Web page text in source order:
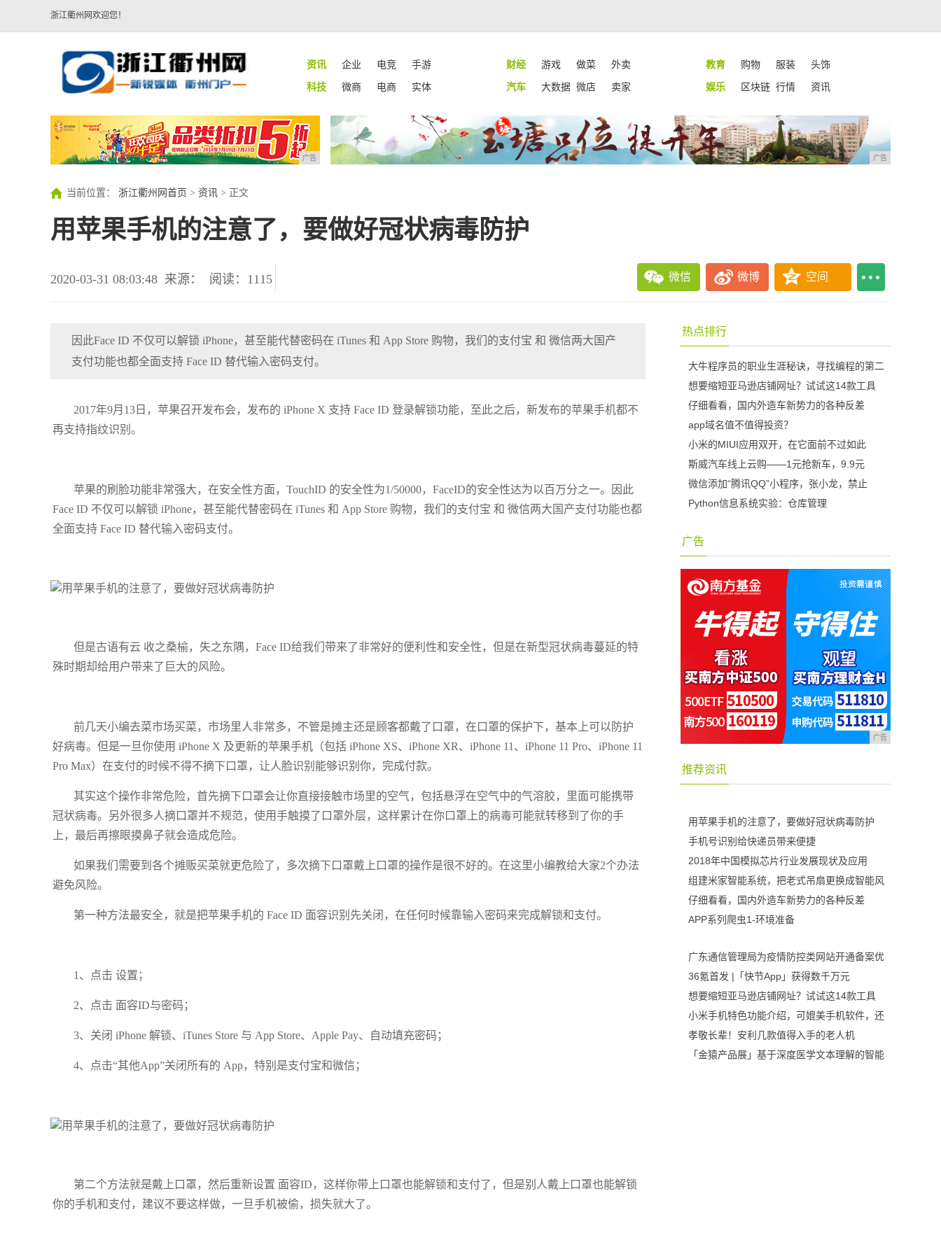
浙江衢州网欢迎您！
资讯 企业 电竞 手游 财经 游戏 做菜 外卖 教育 购物 服装
头饰
科技
微商 电商 实体 汽车 大数据 微店 卖家 娱乐 区块链 行情 资讯
广告 广告
当前位置： 浙江衢州网首页 > 资讯 > 正文
用苹果手机的注意了，要做好冠状病毒防护
2020-03-31 08:03:48 来源： 阅读：1115 微信 微博 空间
因此Face ID 不仅可以解锁 iPhone，甚至能代替密码在 iTunes 和 App Store 购物，我们的支付宝 和 微信两大国产
支付功能也都全面支持 Face ID 替代输入密码支付。
2017年9月13日，苹果召开发布会，发布的 iPhone X 支持 Face ID 登录解锁功能，至此之后，新发布的苹果手机都不
再支持指纹识别。
苹果的刷脸功能非常强大，在安全性方面，TouchID 的安全性为1/50000，FaceID的安全性达为以百万分之一。因此
Face ID 不仅可以解锁 iPhone，甚至能代替密码在 iTunes 和 App Store 购物，我们的支付宝 和 微信两大国产支付功能也都
全面支持 Face ID 替代输入密码支付。
但是古语有云 收之桑榆，失之东隅，Face ID给我们带来了非常好的便利性和安全性，但是在新型冠状病毒蔓延的特
殊时期却给用户带来了巨大的风险。
前几天小编去菜市场买菜，市场里人非常多，不管是摊主还是顾客都戴了口罩，在口罩的保护下，基本上可以防护
好病毒。但是一旦你使用 iPhone X 及更新的苹果手机（包括 iPhone XS、iPhone XR、iPhone 11、iPhone 11 Pro、iPhone 11
Pro Max）在支付的时候不得不摘下口罩，让人脸识别能够识别你，完成付款。
其实这个操作非常危险，首先摘下口罩会让你直接接触市场里的空气，包括悬浮在空气中的气溶胶，里面可能携带
冠状病毒。另外很多人摘口罩并不规范，使用手触摸了口罩外层，这样累计在你口罩上的病毒可能就转移到了你的手
上，最后再擦眼摸鼻子就会造成危险。
如果我们需要到各个摊贩买菜就更危险了，多次摘下口罩戴上口罩的操作是很不好的。在这里小编教给大家2个办法
避免风险。
第一种方法最安全，就是把苹果手机的 Face ID 面容识别先关闭，在任何时候靠输入密码来完成解锁和支付。
1、点击 设置；
2、点击 面容ID与密码；
3、关闭 iPhone 解锁、iTunes Store 与 App Store、Apple Pay、自动填充密码；
4、点击“其他App”关闭所有的 App，特别是支付宝和微信；
第二个方法就是戴上口罩，然后重新设置 面容ID，这样你带上口罩也能解锁和支付了，但是别人戴上口罩也能解锁
你的手机和支付，建议不要这样做，一旦手机被偷，损失就大了。
热点排行
大牛程序员的职业生涯秘诀，寻找编程的第二
想要缩短亚马逊店铺网址？试试这14款工具
仔细看看，国内外造车新势力的各种反差
app域名值不值得投资？
小米的MIUI应用双开，在它面前不过如此
斯威汽车线上云购——1元抢新车，9.9元
微信添加“腾讯QQ”小程序，张小龙，禁止
Python信息系统实验：仓库管理
广告
广告
推荐资讯
用苹果手机的注意了，要做好冠状病毒防护
手机号识别给快递员带来便捷
2018年中国模拟芯片行业发展现状及应用
组建米家智能系统，把老式吊扇更换成智能风
仔细看看，国内外造车新势力的各种反差
APP系列爬虫1-环境准备
广东通信管理局为疫情防控类网站开通备案优
36氪首发 |「快节App」获得数千万元
想要缩短亚马逊店铺网址？试试这14款工具
小米手机特色功能介绍，可媲美手机软件，还
孝敬长辈！安利几款值得入手的老人机
「金猿产品展」基于深度医学文本理解的智能